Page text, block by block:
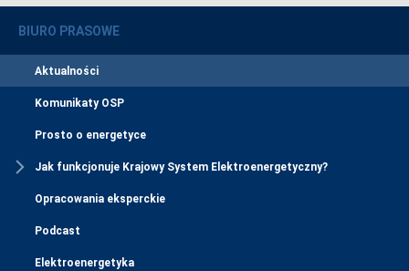
BIURO PRASOWE
Aktualności
Komunikaty OSP
Prosto o energetyce
Jak funkcjonuje Krajowy System Elektroenergetyczny?
Opracowania eksperckie
Podcast
Elektroenergetyka